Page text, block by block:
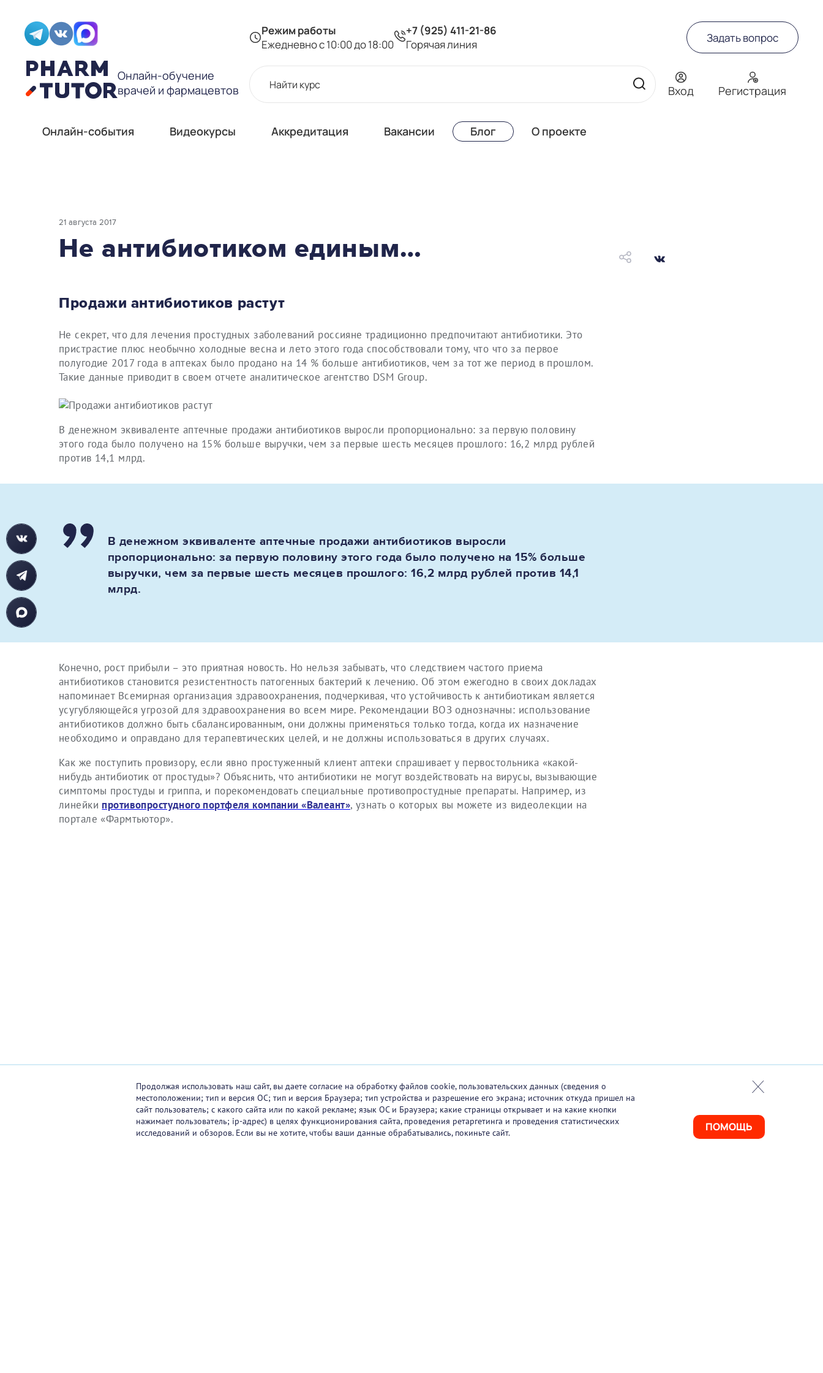
ПОМОЩЬ
Онлайн-обучение
врачей и фармацевтов
Режим работы
Ежедневно с 10:00 до 18:00
+7 (925) 411-21-86
Горячая линия
Задать вопрос
Вход Регистрация
Онлайн-события Видеокурсы Аккредитация Вакансии Блог О проекте
21 августа 2017
Не антибиотиком единым…
Продажи антибиотиков растут
Не секрет, что для лечения простудных заболеваний россияне традиционно предпочитают антибиотики. Это
пристрастие плюс необычно холодные весна и лето этого года способствовали тому, что что за первое
полугодие 2017 года в аптеках было продано на 14 % больше антибиотиков, чем за тот же период в прошлом.
Такие данные приводит в своем отчете аналитическое агентство DSM Group.
В денежном эквиваленте аптечные продажи антибиотиков выросли пропорционально: за первую половину
этого года было получено на 15% больше выручки, чем за первые шесть месяцев прошлого: 16,2 млрд рублей
против 14,1 млрд.
В денежном эквиваленте аптечные продажи антибиотиков выросли
пропорционально: за первую половину этого года было получено на 15% больше
выручки, чем за первые шесть месяцев прошлого: 16,2 млрд рублей против 14,1
млрд.
Конечно, рост прибыли – это приятная новость. Но нельзя забывать, что следствием частого приема
антибиотиков становится резистентность патогенных бактерий к лечению. Об этом ежегодно в своих докладах
напоминает Всемирная организация здравоохранения, подчеркивая, что устойчивость к антибиотикам является
усугубляющейся угрозой для здравоохранения во всем мире. Рекомендации ВОЗ однозначны: использование
антибиотиков должно быть сбалансированным, они должны применяться только тогда, когда их назначение
необходимо и оправдано для терапевтических целей, и не должны использоваться в других случаях.
Как же поступить провизору, если явно простуженный клиент аптеки спрашивает у первостольника «какой-
нибудь антибиотик от простуды»? Объяснить, что антибиотики не могут воздействовать на вирусы, вызывающие
симптомы простуды и гриппа, и порекомендовать специальные противопростудные препараты. Например, из
линейки противопростудного портфеля компании «Валеант», узнать о которых вы можете из видеолекции на
портале «Фармтьютор».
Продолжая использовать наш сайт, вы даете согласие на обработку файлов cookie, пользовательских данных (сведения о
местоположении; тип и версия ОС; тип и версия Браузера; тип устройства и разрешение его экрана; источник откуда пришел на
сайт пользователь; с какого сайта или по какой рекламе; язык ОС и Браузера; какие страницы открывает и на какие кнопки
нажимает пользователь; ip-адрес) в целях функционирования сайта, проведения ретаргетинга и проведения статистических
исследований и обзоров. Если вы не хотите, чтобы ваши данные обрабатывались, покиньте сайт.